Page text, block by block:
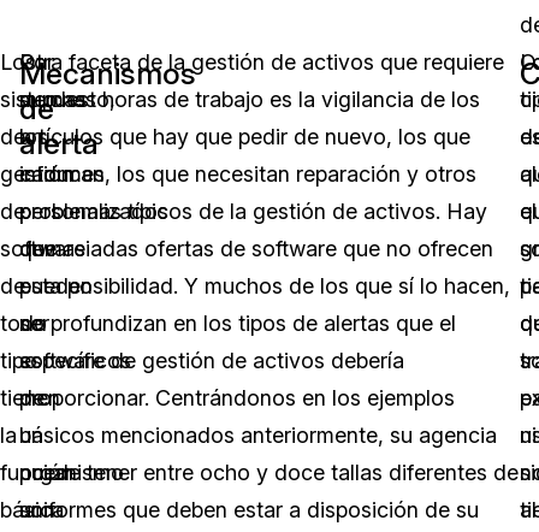
Los
sistemas
de
gestión
de
software
de
todo
tipo
tienen
la
función
básica
Por
supuesto,
los
informes
personalizados
que
pueden
ser
específicos
de
un
organismo
son
Mecanismos
de
alerta
Otra faceta de la gestión de activos que requiere
muchas horas de trabajo es la vigilancia de los
artículos que hay que pedir de nuevo, los que
caducan, los que necesitan reparación y otros
problemas típicos de la gestión de activos. Hay
demasiadas ofertas de software que no ofrecen
esta posibilidad. Y muchos de los que sí lo hacen,
no profundizan en los tipos de alertas que el
software de gestión de activos debería
proporcionar. Centrándonos en los ejemplos
básicos mencionados anteriormente, su agencia
puede tener entre ocho y doce tallas diferentes de
uniformes que deben estar a disposición de su
ni
el
al